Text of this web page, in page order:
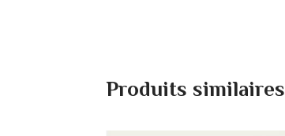
Produits similaires